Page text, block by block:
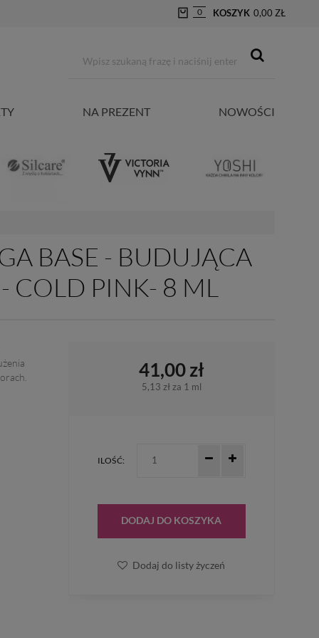
0 KOSZYK 0,00 ZŁ
NA PREZENT NOWOŚCI
BASE - BUDUJĄCA
COLD PINK- 8 ML
41,00 zł
5,13 złza 1 ml
ILOŚĆ:
DODAJ DO KOSZYKA
Dodaj do listy życzeń